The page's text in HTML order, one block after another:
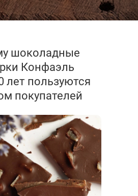
шоколадные
Конфаэль
лет пользуются
покупателей